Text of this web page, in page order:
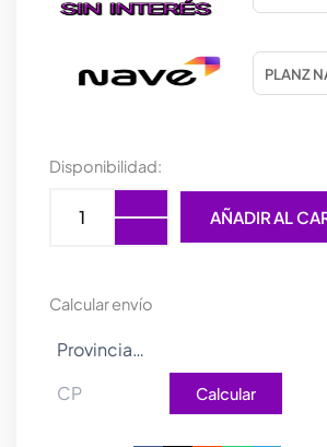
Disponibilidad:
COOLER
120mm
ARGB
X-
AIR
cantidad
AÑADIR AL
Calcular envío
Calcular